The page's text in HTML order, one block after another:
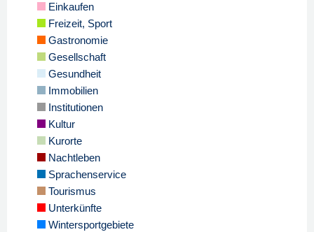
Einkaufen
Freizeit, Sport
Gastronomie
Gesellschaft
Gesundheit
Immobilien
Institutionen
Kultur
Kurorte
Nachtleben
Sprachenservice
Tourismus
Unterkünfte
Wintersportgebiete